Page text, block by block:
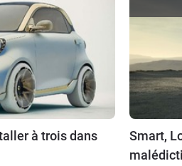
à trois dans
Smart,